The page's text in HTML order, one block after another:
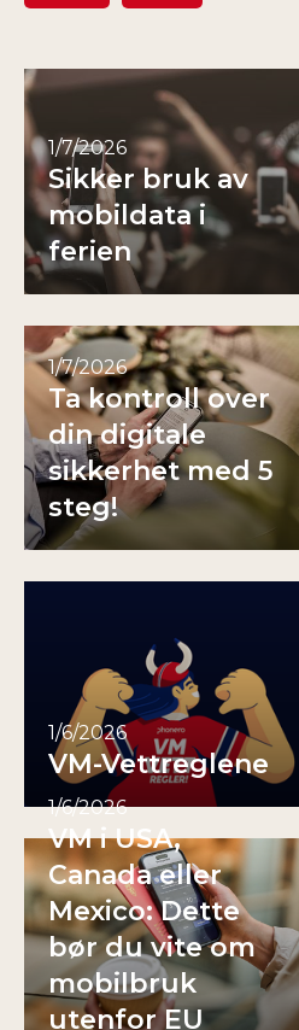
1/7/2026
Sikker bruk av
mobildata i
ferien
1/7/2026
Ta kontroll over
din digitale
sikkerhet med 5
steg!
1/6/2026
VM-Vettreglene
1/6/2026
VM i USA,
Canada eller
Mexico: Dette
bør du vite om
mobilbruk
utenfor EU